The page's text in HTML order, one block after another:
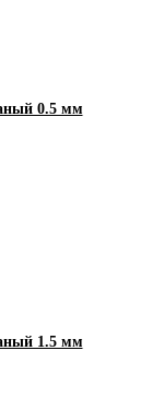
0.5 мм
1.5 мм